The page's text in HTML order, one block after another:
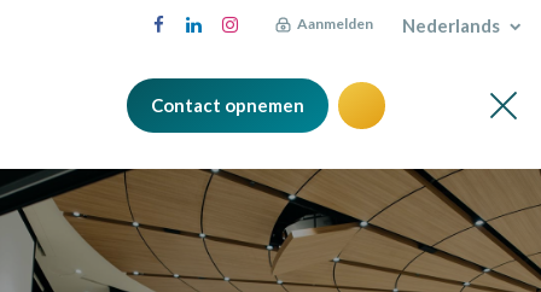
Aanmelden Nederlands
Contact opnemen